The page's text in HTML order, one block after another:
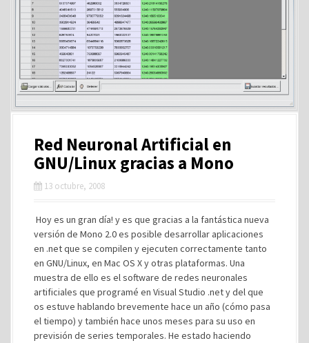
Red Neuronal Artificial en
GNU/Linux gracias a Mono
13 octubre, 2008
Hoy es un gran día! y es que gracias a la fantástica nueva
versión de Mono 2.0 es posible desarrollar aplicaciones
en .net que se compilen y ejecuten correctamente tanto
en GNU/Linux, en Mac OS X y otras plataformas. Una
muestra de ello es el software de redes neuronales
artificiales que programé en Visual Studio .net y del que
os estuve hablando brevemente hace un año (cómo pasa
el tiempo) y también hace unos meses para su uso en
previsión de series temporales. He estado haciendo